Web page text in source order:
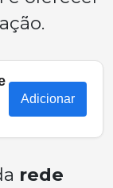
Adicionar
rede